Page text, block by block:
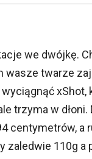
we dwójkę.
wasze twarze
trzyma w
centymetrów,
zaledwie 110g